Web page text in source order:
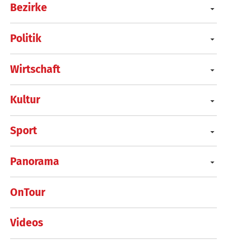
Bezirke
Politik
Wirtschaft
Kultur
Sport
Panorama
OnTour
Videos